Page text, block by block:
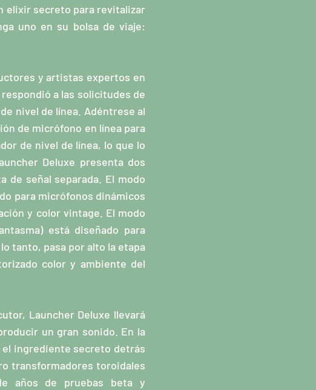
elixir secreto para revitalizar
uno en su bolsa de viaje:
y artistas expertos en
a las solicitudes de
nivel de línea. Adéntrese al
de micrófono en línea para
de nivel de línea, lo que lo
Deluxe presenta dos
de señal separada. El modo
para micrófonos dinámicos
y color vintage. El modo
está diseñado para
tanto, pasa por alto la etapa
color y ambiente del
Launcher Deluxe llevará
un gran sonido. En la
el ingrediente secreto detrás
transformadores toroidales
años de pruebas beta y